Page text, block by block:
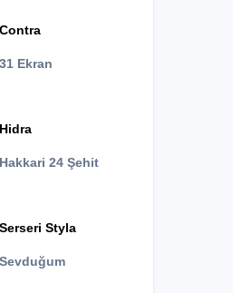
Contra
31 Ekran
Hidra
Hakkari 24 Şehit
Serseri Styla
Sevduğum